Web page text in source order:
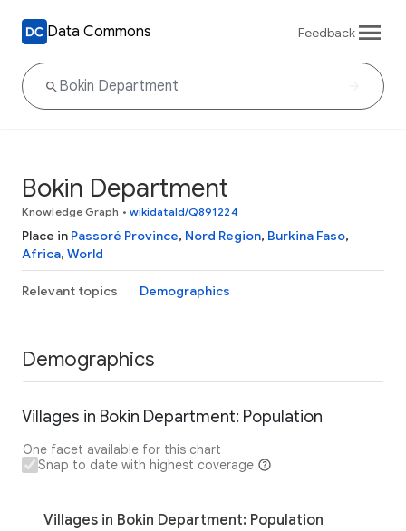
Data Commons Feedback
Bokin Department
Knowledge Graph • wikidataId/Q891224
Place in Passoré Province, Nord Region, Burkina Faso,
Africa, World
Relevant topics Demographics
Demographics
Villages in Bokin Department: Population
One facet available for this chart
Snap to date with highest coverage
Villages in Bokin Department: Population